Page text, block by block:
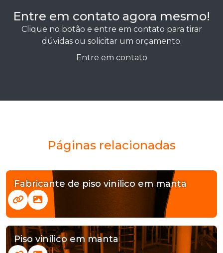
Entre em contato agora mesmo!
Clique no botão e entre em contato para tirar
dúvidas ou solicitar um orçamento.
Entre em contato
Páginas relacionadas
Fabricante de piso vinílico em manta
Piso vinílico em manta